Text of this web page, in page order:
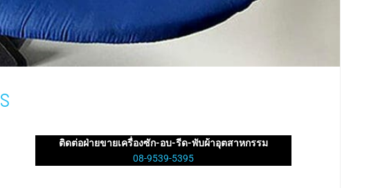
ติดต่อฝ่ายขายเครื่องซัก-อบ-รีด-พับผ้าอุตสาหกรรม
08-9539-5395